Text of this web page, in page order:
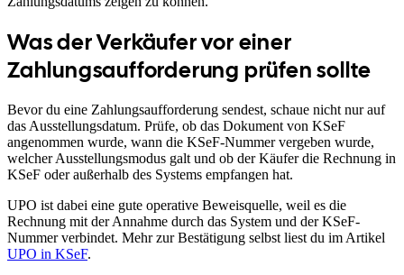
Was der Verkäufer vor einer
Zahlungsaufforderung prüfen sollte
Bevor du eine Zahlungsaufforderung sendest, schaue nicht nur auf
das Ausstellungsdatum. Prüfe, ob das Dokument von KSeF
angenommen wurde, wann die KSeF-Nummer vergeben wurde,
welcher Ausstellungsmodus galt und ob der Käufer die Rechnung in
KSeF oder außerhalb des Systems empfangen hat.
UPO ist dabei eine gute operative Beweisquelle, weil es die
Rechnung mit der Annahme durch das System und der KSeF-
Nummer verbindet. Mehr zur Bestätigung selbst liest du im Artikel
UPO in KSeF.